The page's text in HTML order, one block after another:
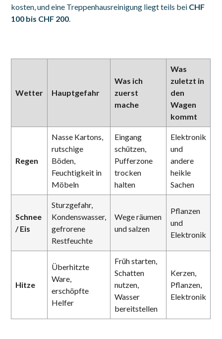
kosten, und eine Treppenhausreinigung liegt teils bei CHF
100 bis CHF 200.
Wetter Hauptgefahr
Was ich
zuerst
mache
Was
zuletzt in
den
Wagen
kommt
Regen
Nasse Kartons,
rutschige
Böden,
Feuchtigkeit in
Möbeln
Eingang
schützen,
Pufferzone
trocken
halten
Elektronik
und
andere
heikle
Sachen
Schnee
/ Eis
Sturzgefahr,
Kondenswasser,
gefrorene
Restfeuchte
Wege räumen
und salzen
Pflanzen
und
Elektronik
Hitze
Überhitzte
Ware,
erschöpfte
Helfer
Früh starten,
Schatten
nutzen,
Wasser
bereitstellen
Kerzen,
Pflanzen,
Elektronik